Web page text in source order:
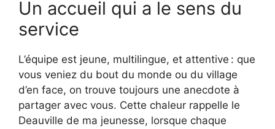
Un accueil qui a le sens du
service
L’équipe est jeune, multilingue, et attentive : que
vous veniez du bout du monde ou du village
d’en face, on trouve toujours une anecdote à
partager avec vous. Cette chaleur rappelle le
Deauville de ma jeunesse, lorsque chaque